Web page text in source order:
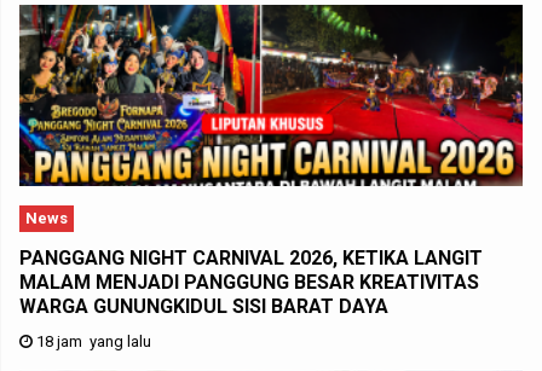
News
PANGGANG NIGHT CARNIVAL 2026, KETIKA LANGIT
MALAM MENJADI PANGGUNG BESAR KREATIVITAS
WARGA GUNUNGKIDUL SISI BARAT DAYA
18 jam yang lalu